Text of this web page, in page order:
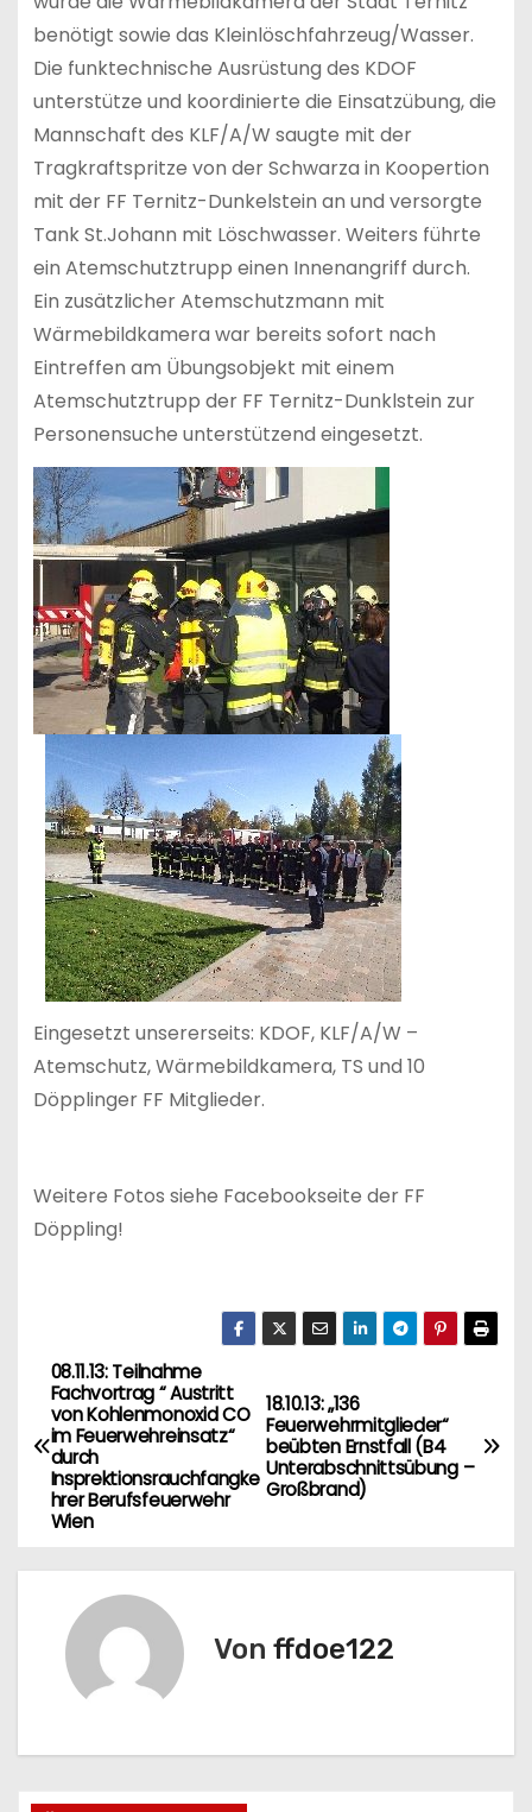
benötigt sowie das Kleinlöschfahrzeug/Wasser.
Die funktechnische Ausrüstung des KDOF
unterstütze und koordinierte die Einsatzübung, die
Mannschaft des KLF/A/W saugte mit der
Tragkraftspritze von der Schwarza in Koopertion
mit der FF Ternitz-Dunkelstein an und versorgte
Tank St.Johann mit Löschwasser. Weiters führte
ein Atemschutztrupp einen Innenangriff durch.
Ein zusätzlicher Atemschutzmann mit
Wärmebildkamera war bereits sofort nach
Eintreffen am Übungsobjekt mit einem
Atemschutztrupp der FF Ternitz-Dunklstein zur
Personensuche unterstützend eingesetzt.
Eingesetzt unsererseits: KDOF, KLF/A/W –
Atemschutz, Wärmebildkamera, TS und 10
Döpplinger FF Mitglieder.
Weitere Fotos siehe Facebookseite der FF
Döppling!
B
e
r
18.10.13: „136
Feuerwehrmitglieder“
beübten Ernstfall (B4
Unterabschnittsübung –
Großbrand)
08.11.13: Teilnahme
Fachvortrag “ Austritt
von Kohlenmonoxid CO
im Feuerwehreinsatz“
durch
Insprektionsrauchfangke
hrer Berufsfeuerwehr
Wien
Von ffdoe122